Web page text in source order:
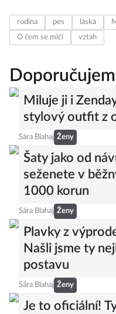
rodina pes láska
O čem se mlčí
vztah
Miluje ji i
stylový outfit z
Sára Blahaj Ženy
Šaty jako od
seženete v
1000 korun
Sára Blahaj Ženy
Plavky z
Našli jsme ty
postavu
Sára Blahaj Ženy
Je to oficiální!